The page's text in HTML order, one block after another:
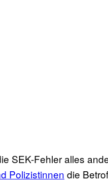
SEK-Fehler alles
Polizistinnen die